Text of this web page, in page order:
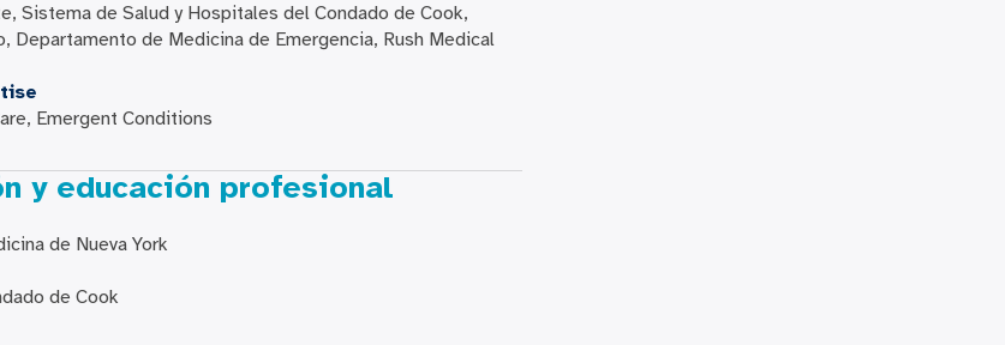
Sistema de Salud y Hospitales del Condado de Cook,
Departamento de Medicina de Emergencia, Rush Medical
Emergent Conditions
y educación profesional
de Nueva York
de Cook